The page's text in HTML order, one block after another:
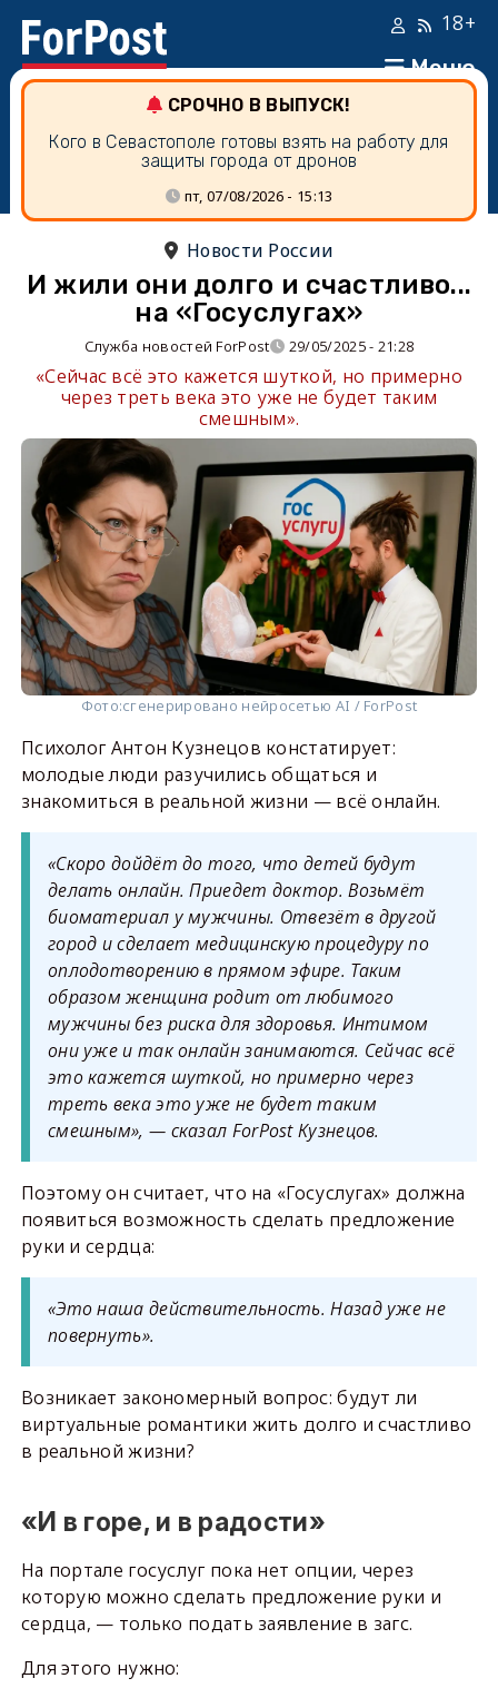
Меню
18+
СРОЧНО В ВЫПУСК!
Кого в Севастополе готовы взять на работу для
защиты города от дронов
пт, 07/08/2026 - 15:13
Новости России
И жили они долго и счастливо...
на «Госуслугах»
Служба новостей ForPost 29/05/2025 - 21:28
«Сейчас всё это кажется шуткой, но примерно
через треть века это уже не будет таким
смешным».
Фото:сгенерировано нейросетью AI / ForPost
Психолог Антон Кузнецов констатирует:
молодые люди разучились общаться и
знакомиться в реальной жизни — всё онлайн.
«Скоро дойдёт до того, что детей будут
делать онлайн. Приедет доктор. Возьмёт
биоматериал у мужчины. Отвезёт в другой
город и сделает медицинскую процедуру по
оплодотворению в прямом эфире. Таким
образом женщина родит от любимого
мужчины без риска для здоровья. Интимом
они уже и так онлайн занимаются. Сейчас всё
это кажется шуткой, но примерно через
треть века это уже не будет таким
смешным», — сказал ForPost Кузнецов.
Поэтому он считает, что на «Госуслугах» должна
появиться возможность сделать предложение
руки и сердца:
«Это наша действительность. Назад уже не
повернуть».
Возникает закономерный вопрос: будут ли
виртуальные романтики жить долго и счастливо
в реальной жизни?
«И в горе, и в радости»
На портале госуслуг пока нет опции, через
которую можно сделать предложение руки и
сердца, — только подать заявление в загс.
Для этого нужно: